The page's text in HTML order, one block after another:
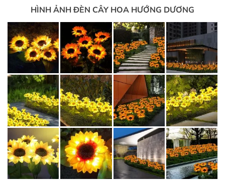
HÌNH ẢNHĐÈN CÂY HOA HƯỚNG DƯƠNG